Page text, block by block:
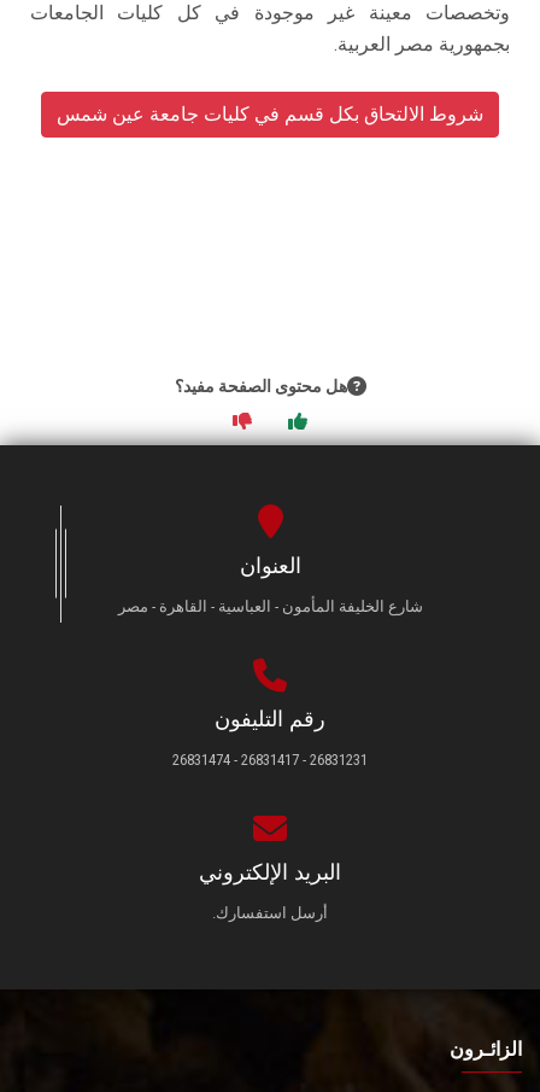
وتخصصات معينة غير موجودة في كل كليات الجامعات
بجمهورية مصر العربية.
شروط الالتحاق بكل قسم في كليات جامعة عين شمس
هل محتوى الصفحة مفيد؟
العنوان
شارع الخليفة المأمون - العباسية - القاهرة - مصر
رقم التليفون
26831231 - 26831417 - 26831474
البريد الإلكتروني
أرسل استفسارك.
الزائـرون